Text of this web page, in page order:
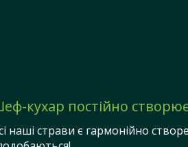
кухар постійно
наші страви є гармонійно